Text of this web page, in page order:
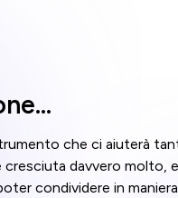
che ci aiuterà
davvero molto,
condividere in maniera